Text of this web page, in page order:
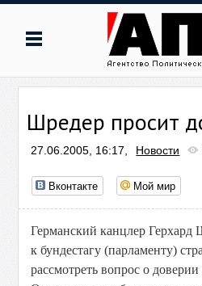
Шредер просит
27.06.2005, 16:17, Новости
Вконтакте Мой мир
Германский канцлер Герхард
к бундестагу (парламенту)
рассмотреть вопрос о доверии